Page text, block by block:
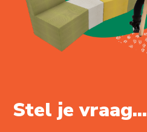
Stel je vraag...